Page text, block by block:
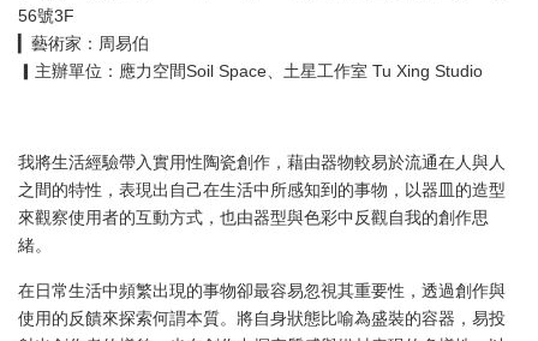
56號3F
▎藝術家：周易伯
▎主辦單位：應力空間Soil Space、土星工作室 Tu Xing Studio
我將生活經驗帶入實用性陶瓷創作，藉由器物較易於流通在人與人
之間的特性，表現出自己在生活中所感知到的事物，以器皿的造型
來觀察使用者的互動方式，也由器型與色彩中反觀自我的創作思
緒。
在日常生活中頻繁出現的事物卻最容易忽視其重要性，透過創作與
使用的反饋來探索何謂本質。將自身狀態比喻為盛裝的容器，易投